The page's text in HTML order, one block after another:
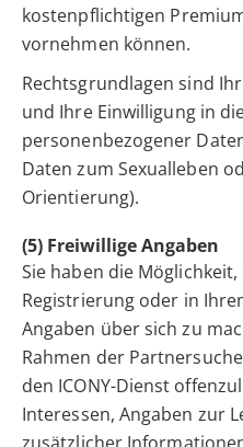
kostenpflichtigen
vornehmen können.
Rechtsgrundlagen sind
und Ihre Einwilligung in
personenbezogener
Daten zum Sexualleben
Orientierung).
(5) Freiwillige Angaben
Sie haben die
Registrierung oder in
Angaben über sich zu
Rahmen der
den ICONY-Dienst
Interessen, Angaben zur